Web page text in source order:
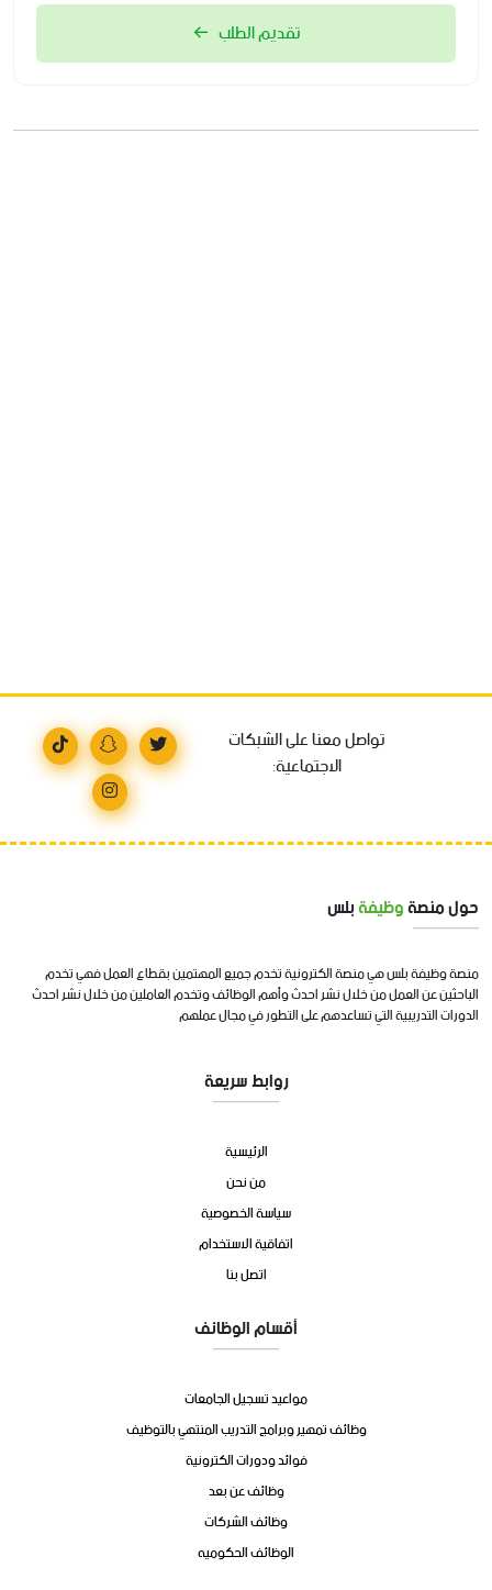
تقديم الطلب
تواصل معنا على الشبكات
الاجتماعية:
حول منصةوظيفةبلس
منصة وظيفة بلس هي منصة الكترونية تخدم جميع المهتمين بقطاع العمل فهي تخدم
الباحثين عن العمل من خلال نشر احدث وأهم الوظائف وتخدم العاملين من خلال نشر احدث
الدورات التدريبية التي تساعدهم على التطور في مجال عملهم
روابط سريعة
الرئيسية
من نحن
سياسة الخصوصية
اتفاقية الاستخدام
اتصل بنا
أقسام الوظائف
مواعيد تسجيل الجامعات
وظائف تمهير وبرامج التدريب المنتهي بالتوظيف
فوائد ودورات الكترونية
وظائف عن بعد
وظائف الشركات
الوظائف الحكوميه